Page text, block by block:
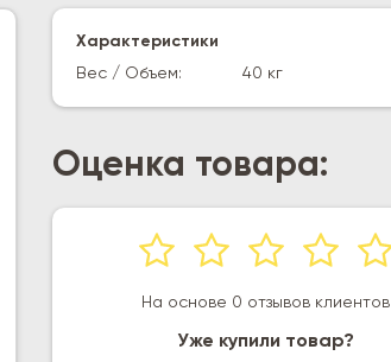
Характеристики
Вес / Объем:
40 кг
Оценка товара:
На основе 0 отзывов клиентов
Уже купили товар?